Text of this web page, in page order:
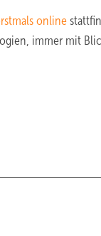
online
immer mit